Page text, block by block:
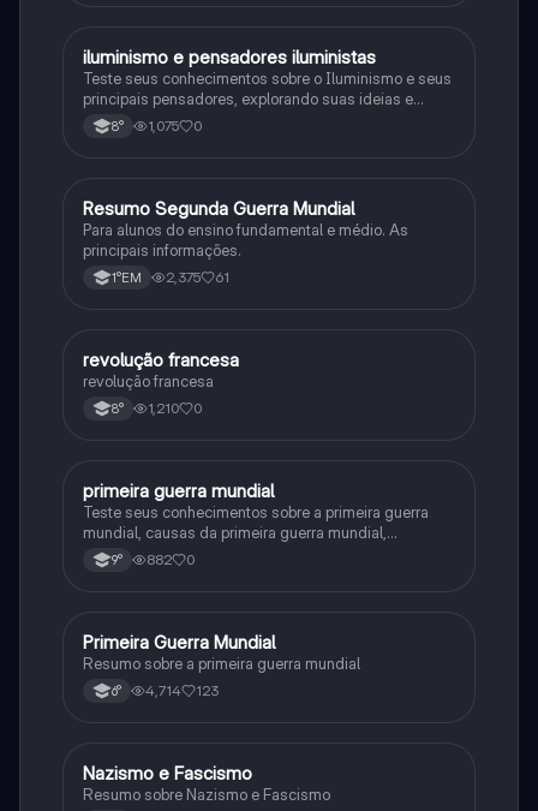
História
iluminismo e pensadores iluministas
Teste seus conhecimentos sobre o Iluminismo e seus
principais pensadores, explorando suas ideias e
impacto histórico.
8° 1,075 0
História
Resumo Segunda Guerra Mundial
Para alunos do ensino fundamental e médio. As
principais informações.
1°EM 2,375 61
História
revolução francesa
revolução francesa
8° 1,210 0
História
primeira guerra mundial
Teste seus conhecimentos sobre a primeira guerra
mundial, causas da primeira guerra mundial,
consequências da Primeira Guerra Mundial,fases da
primeira guerra mundial
9° 882 0
História
Primeira Guerra Mundial
Resumo sobre a primeira guerra mundial
6° 4,714 123
História
Nazismo e Fascismo
Resumo sobre Nazismo e Fascismo